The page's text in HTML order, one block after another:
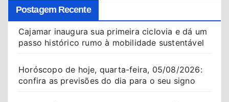
Postagem Recente
Cajamar inaugura sua primeira ciclovia e dá um
passo histórico rumo à mobilidade sustentável
Horóscopo de hoje, quarta-feira, 05/08/2026:
confira as previsões do dia para o seu signo